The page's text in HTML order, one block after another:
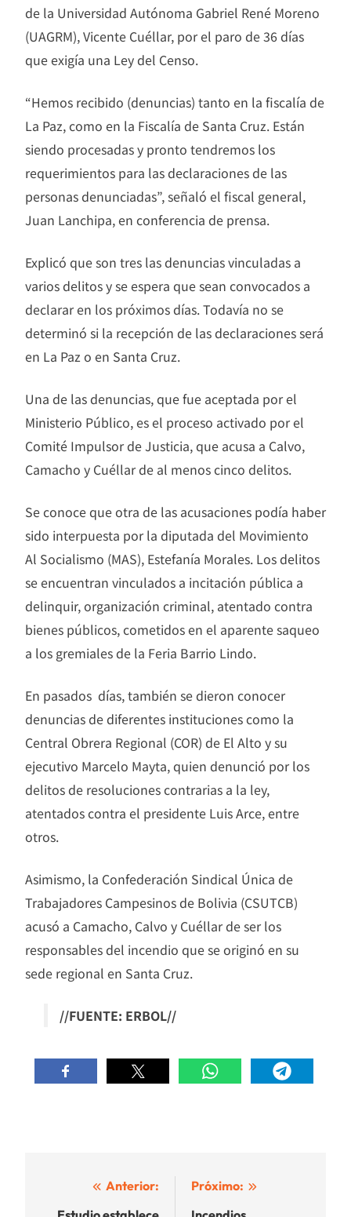
de la Universidad Autónoma Gabriel René Moreno
(UAGRM), Vicente Cuéllar, por el paro de 36 días
que exigía una Ley del Censo.
“Hemos recibido (denuncias) tanto en la fiscalía de
La Paz, como en la Fiscalía de Santa Cruz. Están
siendo procesadas y pronto tendremos los
requerimientos para las declaraciones de las
personas denunciadas”, señaló el fiscal general,
Juan Lanchipa, en conferencia de prensa.
Explicó que son tres las denuncias vinculadas a
varios delitos y se espera que sean convocados a
declarar en los próximos días. Todavía no se
determinó si la recepción de las declaraciones será
en La Paz o en Santa Cruz.
Una de las denuncias, que fue aceptada por el
Ministerio Público, es el proceso activado por el
Comité Impulsor de Justicia, que acusa a Calvo,
Camacho y Cuéllar de al menos cinco delitos.
Se conoce que otra de las acusaciones podía haber
sido interpuesta por la diputada del Movimiento
Al Socialismo (MAS), Estefanía Morales. Los delitos
se encuentran vinculados a incitación pública a
delinquir, organización criminal, atentado contra
bienes públicos, cometidos en el aparente saqueo
a los gremiales de la Feria Barrio Lindo.
En pasados días, también se dieron conocer
denuncias de diferentes instituciones como la
Central Obrera Regional (COR) de El Alto y su
ejecutivo Marcelo Mayta, quien denunció por los
delitos de resoluciones contrarias a la ley,
atentados contra el presidente Luis Arce, entre
otros.
Asimismo, la Confederación Sindical Única de
Trabajadores Campesinos de Bolivia (CSUTCB)
acusó a Camacho, Calvo y Cuéllar de ser los
responsables del incendio que se originó en su
sede regional en Santa Cruz.
//FUENTE: ERBOL//
Navegación
Anterior:
Próximo: